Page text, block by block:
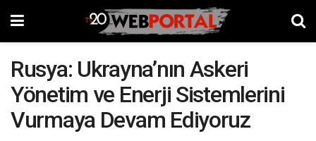
Rusya: Ukrayna’nın Askeri
Yönetim ve Enerji Sistemlerini
Vurmaya Devam Ediyoruz